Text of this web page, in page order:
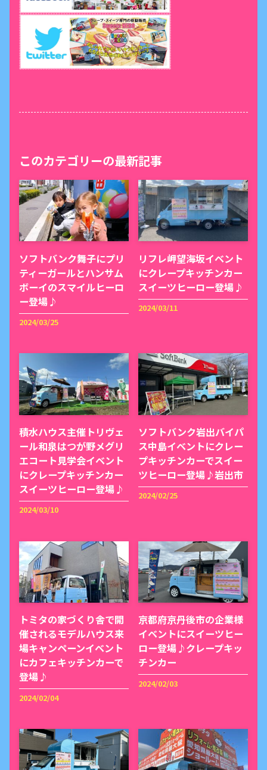
このカテゴリーの最新記事
ソフトバンク舞子にプリ
ティーガールとハンサム
ボーイのスマイルヒーロ
ー登場♪
2024/03/25
リフレ岬望海坂イベント
にクレープキッチンカー
スイーツヒーロー登場♪
2024/03/11
積水ハウス主催トリヴェ
ール和泉はつが野メグリ
エコート見学会イベント
にクレープキッチンカー
スイーツヒーロー登場♪
2024/03/10
ソフトバンク岩出バイパ
ス中島イベントにクレー
プキッチンカーでスイー
ツヒーロー登場♪岩出市
2024/02/25
トミタの家づくり舎で開
催されるモデルハウス来
場キャンペーンイベント
にカフェキッチンカーで
登場♪
2024/02/04
京都府京丹後市の企業様
イベントにスイーツヒー
ロー登場♪クレープキッ
チンカー
2024/02/03